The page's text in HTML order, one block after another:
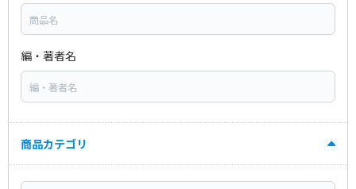
編・著者名
商品カテゴリ